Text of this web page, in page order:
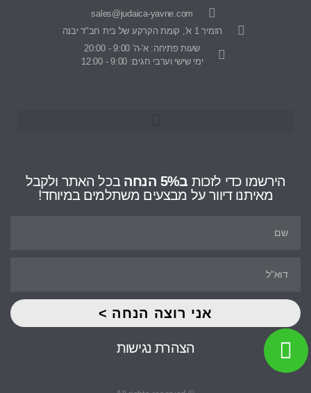
sales@judaica-yavne.com
הזמיר 1 א', קומת הקרקע של בית חב"ד יבנה
שעות פתיחה: א'-ה' 9:00 - 20:00
ימי שישי וערבי חגים: 9:00 - 12:00
הירשמו כדי לזכות ב5% הנחה
בכל האתר ולקבל
מאיתנו דיוור על מבצעים משתלמים במיוחד!
אני רוצה הנחה >
הצהרת נגישות